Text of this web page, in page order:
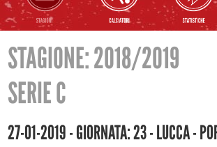
STAGIONE: 2018/2019
SERIE C
27-01-2019 - GIORNATA: 23 - LUCCA -